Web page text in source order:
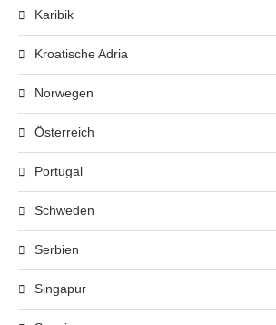
Karibik
Kroatische Adria
Norwegen
Österreich
Portugal
Schweden
Serbien
Singapur